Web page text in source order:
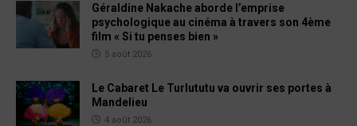
Géraldine Nakache aborde l’emprise
psychologique au cinéma à travers son 4ème
film « Si tu penses bien »
5 août 2026
Le Cabaret Le Turlututu va ouvrir ses portes à
Mandelieu
4 août 2026